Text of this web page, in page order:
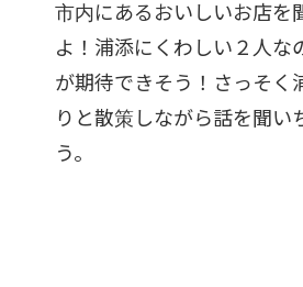
市内にあるおいしいお店を
よ！浦添にくわしい２人な
が期待できそう！さっそく
りと散策しながら話を聞い
う。